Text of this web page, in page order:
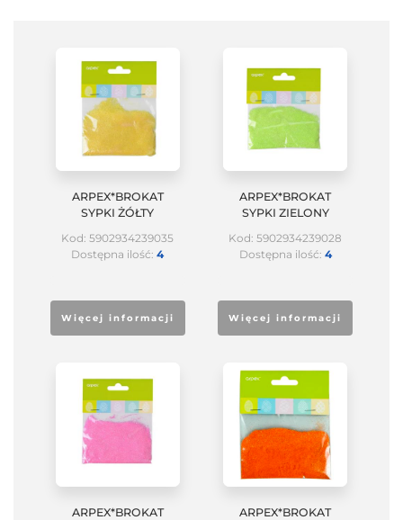
ARPEX*BROKAT
SYPKI ŻÓŁTY
Kod: 5902934239035
Dostępna ilość:4
Więcej informacji
ARPEX*BROKAT
SYPKI ZIELONY
Kod: 5902934239028
Dostępna ilość: 4
Więcej informacji
ARPEX*BROKAT
ARPEX*BROKAT